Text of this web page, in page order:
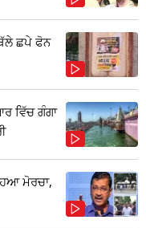
ਛਪੇ ਫੋਨ
ਵਿੱਚ ਗੰਗਾ
ਮੋਰਚਾ,